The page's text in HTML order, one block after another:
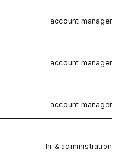
account manager
account manager
account manager
hr & administration